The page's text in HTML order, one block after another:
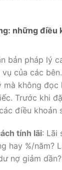
những điều
bản pháp lý
vụ của các
mà không đọc
Trước khi
điều khoản
tính lãi: Lãi
hay %/năm?
nợ giảm dần?